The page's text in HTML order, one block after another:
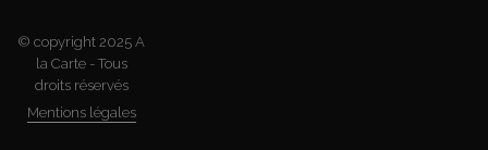
© copyright 2025 A
la Carte - Tous
droits réservés
Mentions légales